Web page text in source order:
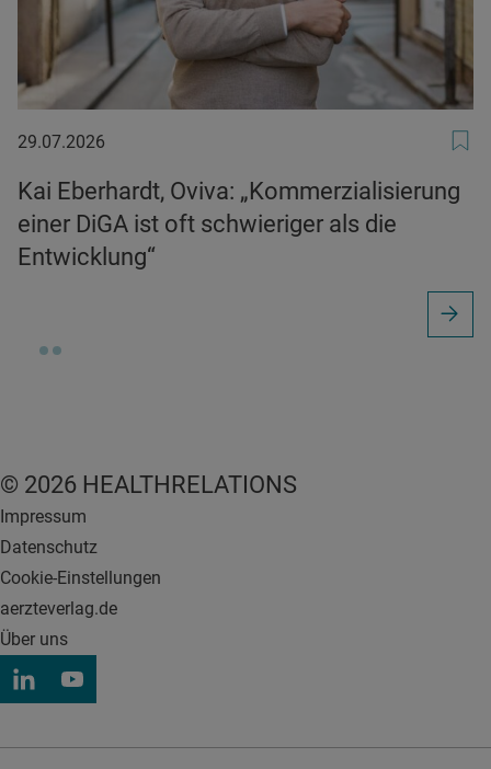
29.07.2026
29.07.2026
Kai Eberhardt, Oviva: „Kommerzialisierung
einer DiGA ist oft schwieriger als die
Entwicklung“
© 2026 HEALTHRELATIONS
Impressum
Datenschutz
Cookie-Einstellungen
aerzteverlag.de
Über uns